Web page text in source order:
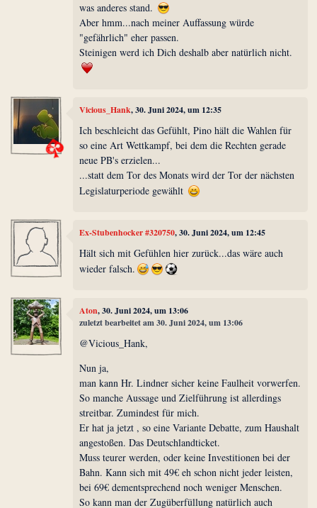
was anderes stand.
Aber hmm...nach meiner Auffassung würde
"gefährlich" eher passen.
Steinigen werd ich Dich deshalb aber natürlich nicht.
Vicious_Hank, 30. Juni 2024, um 12:35
Ich beschleicht das Gefühlt, Pino hält die Wahlen für
so eine Art Wettkampf, bei dem die Rechten gerade
neue PB's erzielen...
...statt dem Tor des Monats wird der Tor der nächsten
Legislaturperiode gewählt
Ex-Stubenhocker #320750, 30. Juni 2024, um 12:45
Hält sich mit Gefühlen hier zurück...das wäre auch
wieder falsch.
Aton, 30. Juni 2024, um 13:06
zuletzt bearbeitet am 30. Juni 2024, um 13:06
@Vicious_Hank,
Nun ja,
man kann Hr. Lindner sicher keine Faulheit vorwerfen.
So manche Aussage und Zielführung ist allerdings
streitbar. Zumindest für mich.
Er hat ja jetzt , so eine Variante Debatte, zum Haushalt
angestoßen. Das Deutschlandticket.
Muss teurer werden, oder keine Investitionen bei der
Bahn. Kann sich mit 49€ eh schon nicht jeder leisten,
bei 69€ dementsprechend noch weniger Menschen.
So kann man der Zugüberfüllung natürlich auch